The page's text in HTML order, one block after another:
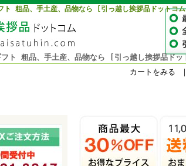
ト 粗品、手土産、品物なら [引っ越し挨拶品ドットコ
フト 粗品、手土産、品物なら [引っ越し挨拶品ド
カートをみる